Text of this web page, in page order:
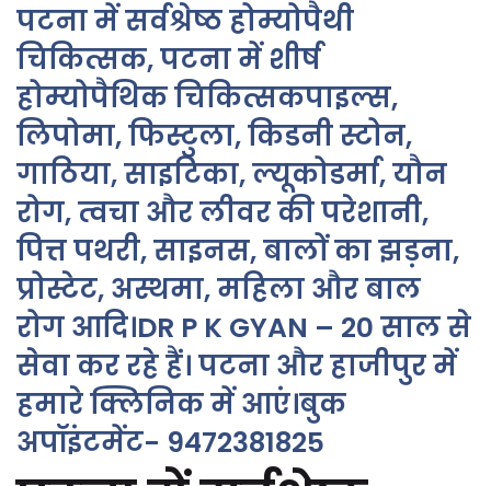
पटना में सर्वश्रेष्ठ होम्योपैथी
चिकित्सक, पटना में शीर्ष
होम्योपैथिक चिकित्सकपाइल्स,
लिपोमा, फिस्टुला, किडनी स्टोन,
गाठिया, साइटिका, ल्यूकोडर्मा, यौन
रोग, त्वचा और लीवर की परेशानी,
पित्त पथरी, साइनस, बालों का झड़ना,
प्रोस्टेट, अस्थमा, महिला और बाल
रोग आदि।DR P K GYAN – 20 साल से
सेवा कर रहे हैं। पटना और हाजीपुर में
हमारे क्लिनिक में आएं।बुक
अपॉइंटमेंट- 9472381825